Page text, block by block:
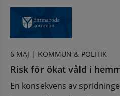
6 MAJ | KOMMUN & POLITIK
Risk för ökat våld i
En konsekvens av